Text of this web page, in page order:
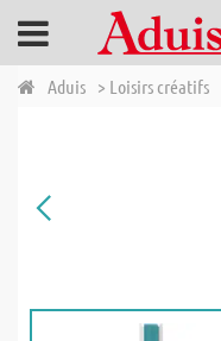
Aduis > Loisirs créatifs